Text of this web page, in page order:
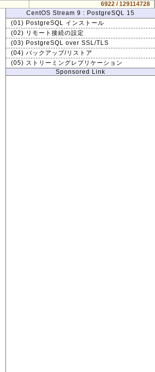
6922 / 129114728
CentOS Stream 9 : PostgreSQL 15
(01) PostgreSQL インストール
(02) リモート接続の設定
(03) PostgreSQL over SSL/TLS
(04) バックアップ/リストア
(05) ストリーミングレプリケーション
Sponsored Link